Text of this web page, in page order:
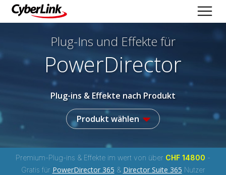
Plug-Ins und Effekte für
PowerDirector
Plug-ins & Effekte nach Produkt
Produkt wählen
Premium-Plug-ins & Effekte im wert von über CHF 14800 -
Gratis für PowerDirector 365 & Director Suite 365 Nutzer